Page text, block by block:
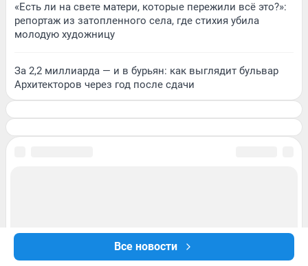
Все новости
«Есть ли на свете матери, которые пережили всё это?»:
репортаж из затопленного села, где стихия убила
молодую художницу
За 2,2 миллиарда — и в бурьян: как выглядит бульвар
Архитекторов через год после сдачи